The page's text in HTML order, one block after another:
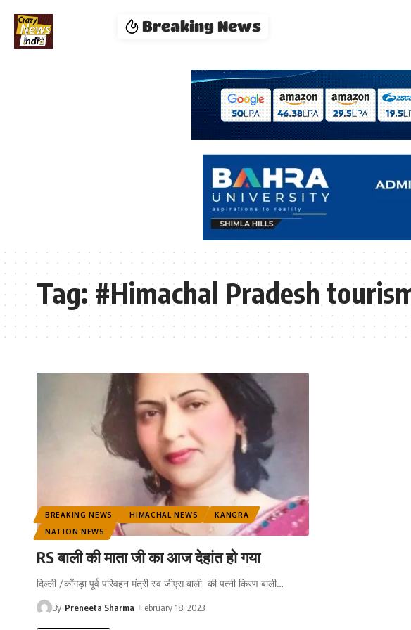
Breaking News
Tag:#Himachal Pradesh
BREAKING NEWS HIMACHAL NEWS
KANGRA
NATION NEWS
RS बाली की माता जी का आज देहांत हो गया
दिल्ली /काँगड़ा पूर्व परिवहन मंत्री स्व जीएस बाली की पत्नी किरण बाली…
By Preneeta Sharma February 18, 2023